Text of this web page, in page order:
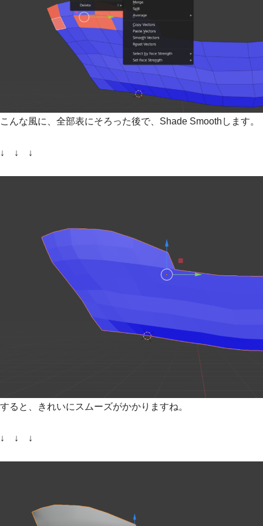
こんな風に、全部表にそろった後で、Shade Smoothします。
↓ ↓ ↓
すると、きれいにスムーズがかかりますね。
↓ ↓ ↓